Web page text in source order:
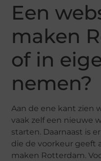
Een
maken
of in
nemen?
Aan de ene kant zien
vaak zelf een nieuwe
starten. Daarnaast is
die de voorkeur geeft
maken Rotterdam.